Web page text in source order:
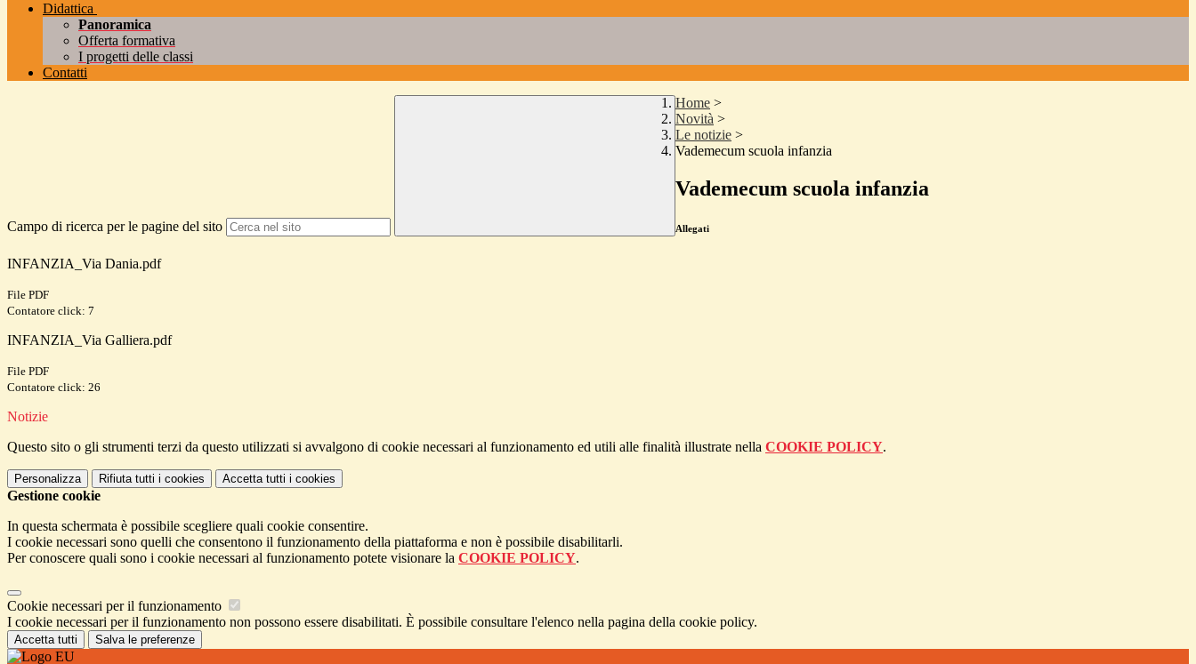
Didattica
Panoramica
Offerta formativa
I progetti delle classi
Contatti
Campo di ricerca per le pagine del sito
Home >
Novità >
Le notizie >
Vademecum scuola infanzia
Vademecum scuola infanzia
Allegati
INFANZIA_Via Dania.pdf
File PDF
Contatore click: 7
INFANZIA_Via Galliera.pdf
File PDF
Contatore click: 26
Notizie
Questo sito o gli strumenti terzi da questo utilizzati si avvalgono di cookie necessari al funzionamento ed utili alle finalità illustrate nella COOKIE POLICY.
Personalizza Rifiuta tutti i cookies Accetta tutti i cookies
Gestione cookie
In questa schermata è possibile scegliere quali cookie consentire.
I cookie necessari sono quelli che consentono il funzionamento della piattaforma e non è possibile disabilitarli.
Per conoscere quali sono i cookie necessari al funzionamento potete visionare la COOKIE POLICY.
Cookie necessari per il funzionamento
I cookie necessari per il funzionamento non possono essere disabilitati. È possibile consultare l'elenco nella pagina della cookie policy.
Accetta tutti Salva le preferenze